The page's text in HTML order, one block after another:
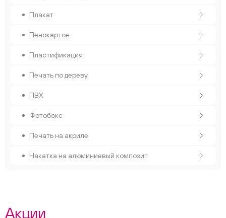
Плакат
Пенокартон
Пластификация
Печать по дереву
ПВХ
Фотобокс
Печать на акриле
Накатка на алюминиевый композит
Акции